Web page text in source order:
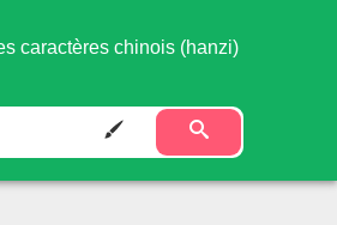
caractères chinois (hanzi)